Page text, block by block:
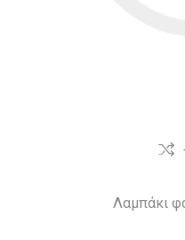
Λαμπάκι